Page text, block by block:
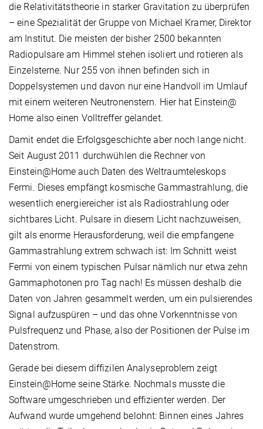
die Relativitätstheorie in starker Gravitation zu überprüfen
– eine Spezialität der Gruppe von Michael Kramer, Direktor
am Institut. Die meisten der bisher 2500 bekannten
Radiopulsare am Himmel stehen isoliert und rotieren als
Einzelsterne. Nur 255 von ihnen befinden sich in
Doppelsystemen und davon nur eine Handvoll im Umlauf
mit einem weiteren Neutronenstern. Hier hat Einstein@
Home also einen Volltreffer gelandet.
Damit endet die Erfolgsgeschichte aber noch lange nicht.
Seit August 2011 durchwühlen die Rechner von
Einstein@Home auch Daten des Weltraumteleskops
Fermi. Dieses empfängt kosmische Gammastrahlung, die
wesentlich energiereicher ist als Radiostrahlung oder
sichtbares Licht. Pulsare in diesem Licht nachzuweisen,
gilt als enorme Herausforderung, weil die empfangene
Gammastrahlung extrem schwach ist: Im Schnitt weist
Fermi von einem typischen Pulsar nämlich nur etwa zehn
Gammaphotonen pro Tag nach! Es müssen deshalb die
Daten von Jahren gesammelt werden, um ein pulsierendes
Signal aufzuspüren – und das ohne Vorkenntnisse von
Pulsfrequenz und Phase, also der Positionen der Pulse im
Datenstrom.
Gerade bei diesem diffizilen Analyseproblem zeigt
Einstein@Home seine Stärke. Nochmals musste die
Software umgeschrieben und effizienter werden. Der
Aufwand wurde umgehend belohnt: Binnen eines Jahres